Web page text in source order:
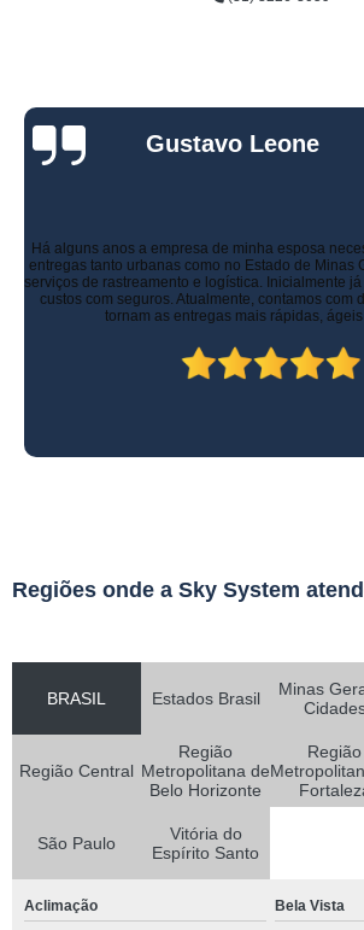
Gustavo Leone
Há alguns anos a empresa de minha esposa
entregas tanto urbanas como no Estado de Minas
serviços de rastreamento e logística. Inicialmente
custos com seguros. Atualmente, contamos com
tornam as entregas mais rápidas,
Regiões onde a Sky System
BRASIL Estados Brasil
Minas
Região Central
Região
Metropolitana de
Belo Horizonte
Região
São Paulo
Vitória do
Espírito Santo
Aclimação Bela Vista